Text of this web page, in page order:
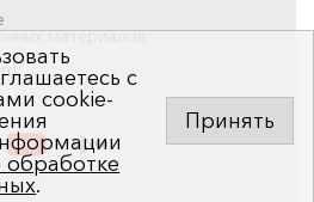
материалов
с
cookie-
.
Принять